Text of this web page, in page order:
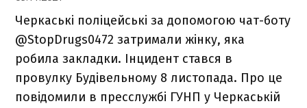
Черкаські поліцейські за допомогою чат-боту
@StopDrugs0472 затримали жінку, яка
робила закладки. Інцидент стався в
провулку Будівельному 8 листопада. Про це
повідомили в пресслужбі ГУНП у Черкаській